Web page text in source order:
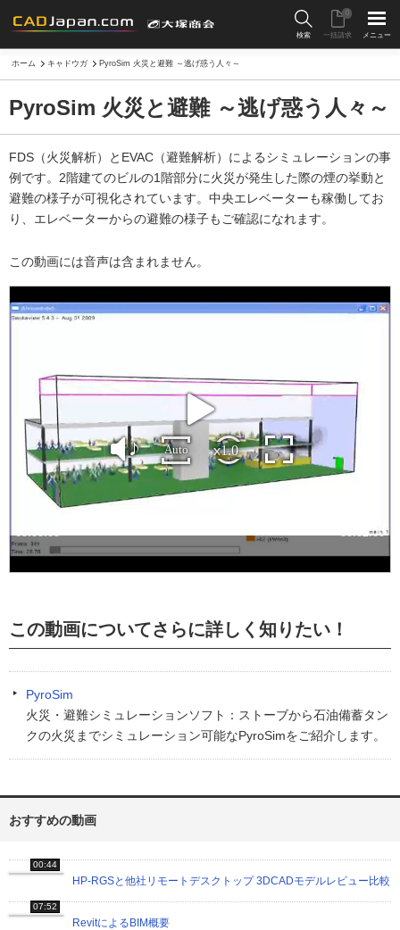
検索 一括請求
0
メニュー
ホーム キャドウガ PyroSim 火災と避難 ～逃げ惑う人々～
PyroSim 火災と避難 ～逃げ惑う人々～
FDS（火災解析）とEVAC（避難解析）によるシミュレーションの事
例です。2階建てのビルの1階部分に火災が発生した際の煙の挙動と
避難の様子が可視化されています。中央エレベーターも稼働してお
り、エレベーターからの避難の様子もご確認になれます。
この動画には音声は含まれません。
この動画についてさらに詳しく知りたい！
PyroSim
火災・避難シミュレーションソフト：ストーブから石油備蓄タン
クの火災までシミュレーション可能なPyroSimをご紹介します。
おすすめの動画
00:44
HP-RGSと他社リモートデスクトップ 3DCADモデルレビュー比較
07:52
RevitによるBIM概要